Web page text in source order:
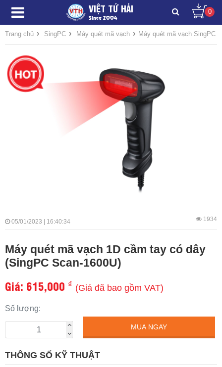
VIỆT TỨ HẢI
Since 2004
0
Trang chủ › SingPC › Máy quét mã vạch › Máy quét mã vạch SingPC
05/01/2023 | 16:40:34 1934
Máy quét mã vạch 1D cầm tay có dây
(SingPC Scan-1600U)
Giá: 615,000 ₫ (Giá đã bao gồm VAT)
Số lượng:
MUA NGAY
THÔNG SỐ KỸ THUẬT